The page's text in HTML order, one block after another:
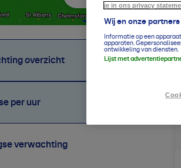
overzicht
per uur
verwachting
je in ons privacy
Wij en onze
Informatie op een
apparaten.
ontwikkeling van diensten.
Lijst met